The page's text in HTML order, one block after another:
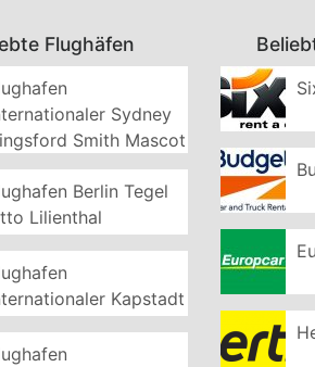
Flughäfen
Sydney
Smith Mascot
Berlin Tegel
Lilienthal
Kapstadt